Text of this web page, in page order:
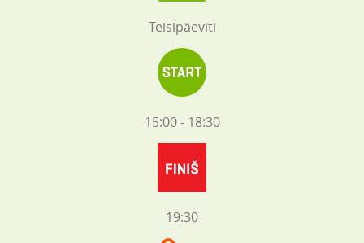
Teisipäeviti
15:00 - 18:30
19:30